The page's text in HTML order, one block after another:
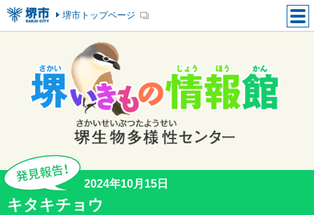
堺市トップページ
2024年10月15日
キタキチョウ